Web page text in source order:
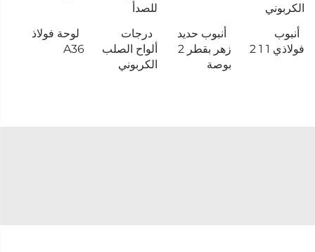
الكربوني
للصدأ
أنبوب
فولاذي 1 1 2
أنبوب حديد
زهر بقطر 2
بوصة
درجات
ألواح الصلب
الكربوني
لوحة فولاذ
A36